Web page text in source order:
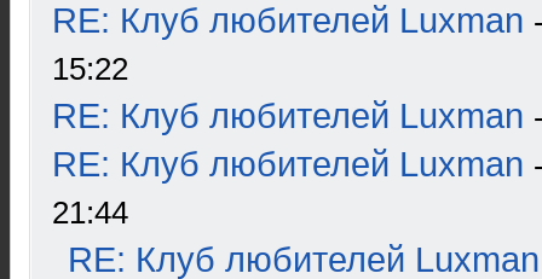
RE: Клуб любителей Luxman
15:22
RE: Клуб любителей Luxman
RE: Клуб любителей Luxman
21:44
RE: Клуб любителей Luxman